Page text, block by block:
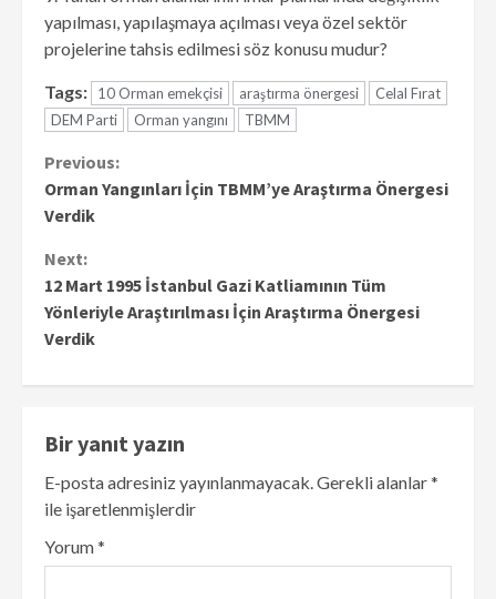
yapılması, yapılaşmaya açılması veya özel sektör
projelerine tahsis edilmesi söz konusu mudur?
Tags: 10 Orman emekçisi araştırma önergesi
Celal Fırat
DEM Parti
Orman yangını TBMM
Continue
Reading
Previous:
Orman Yangınları İçin TBMM’ye Araştırma Önergesi
Verdik
Next:
12 Mart 1995 İstanbul Gazi Katliamının Tüm
Yönleriyle Araştırılması İçin Araştırma Önergesi
Verdik
Bir yanıt yazın
E-posta adresiniz yayınlanmayacak.Gerekli alanlar*
ile işaretlenmişlerdir
Yorum*